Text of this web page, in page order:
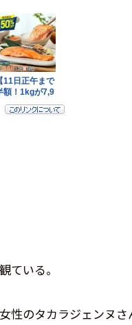
ている。
性のタカラジェンヌさ